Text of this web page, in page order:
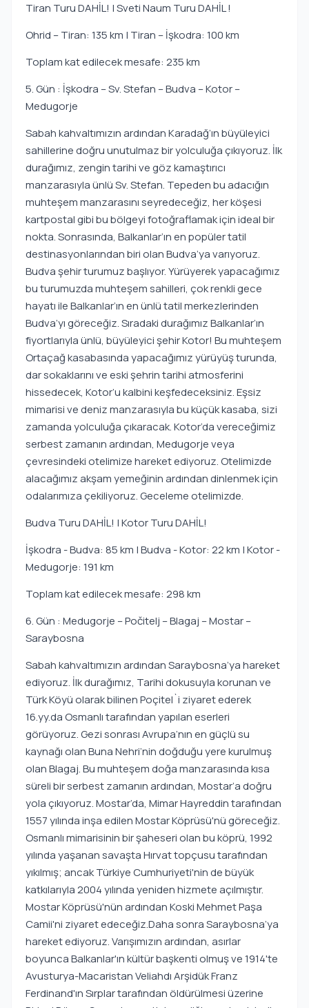
Tiran Turu DAHİL! | Sveti Naum Turu DAHİL !
Ohrid – Tiran: 135 km | Tiran – İşkodra: 100 km
Toplam kat edilecek mesafe: 235 km
5. Gün : İşkodra – Sv. Stefan – Budva – Kotor –
Medugorje
Sabah kahvaltımızın ardından Karadağ’ın büyüleyici
sahillerine doğru unutulmaz bir yolculuğa çıkıyoruz. İlk
durağımız, zengin tarihi ve göz kamaştırıcı
manzarasıyla ünlü Sv. Stefan. Tepeden bu adacığın
muhteşem manzarasını seyredeceğiz, her köşesi
kartpostal gibi bu bölgeyi fotoğraflamak için ideal bir
nokta. Sonrasında, Balkanlar’ın en popüler tatil
destinasyonlarından biri olan Budva’ya varıyoruz.
Budva şehir turumuz başlıyor. Yürüyerek yapacağımız
bu turumuzda muhteşem sahilleri, çok renkli gece
hayatı ile Balkanlar’ın en ünlü tatil merkezlerinden
Budva’yı göreceğiz. Sıradaki durağımız Balkanlar’ın
fiyortlarıyla ünlü, büyüleyici şehir Kotor! Bu muhteşem
Ortaçağ kasabasında yapacağımız yürüyüş turunda,
dar sokaklarını ve eski şehrin tarihi atmosferini
hissedecek, Kotor’u kalbini keşfedeceksiniz. Eşsiz
mimarisi ve deniz manzarasıyla bu küçük kasaba, sizi
zamanda yolculuğa çıkaracak. Kotor’da vereceğimiz
serbest zamanın ardından, Medugorje veya
çevresindeki otelimize hareket ediyoruz. Otelimizde
alacağımız akşam yemeğinin ardından dinlenmek için
odalarımıza çekiliyoruz. Geceleme otelimizde.
Budva Turu DAHİL! | Kotor Turu DAHİL!
İşkodra - Budva: 85 km | Budva - Kotor: 22 km | Kotor -
Medugorje: 191 km
Toplam kat edilecek mesafe: 298 km
6. Gün : Medugorje – Počitelj – Blagaj – Mostar –
Saraybosna
Sabah kahvaltımızın ardından Saraybosna’ya hareket
ediyoruz. İlk durağımız, Tarihi dokusuyla korunan ve
Türk Köyü olarak bilinen Poçitel`i ziyaret ederek
16.yy.da Osmanlı tarafından yapılan eserleri
görüyoruz. Gezi sonrası Avrupa’nın en güçlü su
kaynağı olan Buna Nehri’nin doğduğu yere kurulmuş
olan Blagaj. Bu muhteşem doğa manzarasında kısa
süreli bir serbest zamanın ardından, Mostar’a doğru
yola çıkıyoruz. Mostar’da, Mimar Hayreddin tarafından
1557 yılında inşa edilen Mostar Köprüsü'nü göreceğiz.
Osmanlı mimarisinin bir şaheseri olan bu köprü, 1992
yılında yaşanan savaşta Hırvat topçusu tarafından
yıkılmış; ancak Türkiye Cumhuriyeti'nin de büyük
katkılarıyla 2004 yılında yeniden hizmete açılmıştır.
Mostar Köprüsü'nün ardından Koski Mehmet Paşa
Camii'ni ziyaret edeceğiz.Daha sonra Saraybosna’ya
hareket ediyoruz. Varışımızın ardından, asırlar
boyunca Balkanlar'ın kültür başkenti olmuş ve 1914'te
Avusturya-Macaristan Veliahdı Arşidük Franz
Ferdinand'ın Sırplar tarafından öldürülmesi üzerine